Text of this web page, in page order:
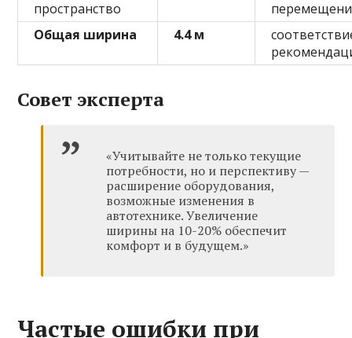
пространство
Общая ширина
4.4 м
Совет эксперта
«Учитывайте не только текущие
потребности, но и перспективу —
расширение оборудования,
возможные изменения в
автотехнике. Увеличение
ширины на 10-20% обеспечит
комфорт и в будущем.»
Частые ошибки при